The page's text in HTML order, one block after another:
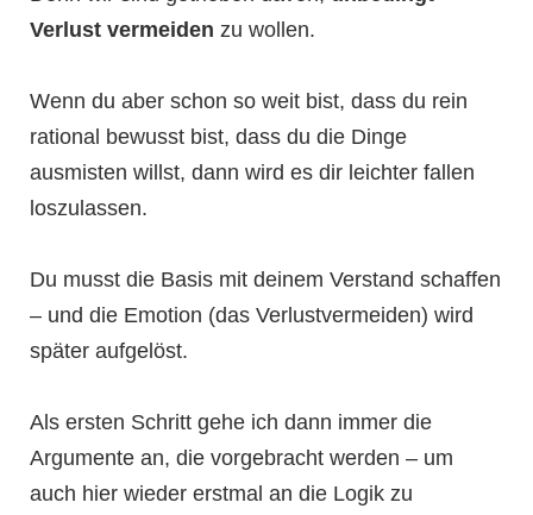
Verlust vermeiden zu wollen.
Wenn du aber schon so weit bist, dass du rein
rational bewusst bist, dass du die Dinge
ausmisten willst, dann wird es dir leichter fallen
loszulassen.
Du musst die Basis mit deinem Verstand schaffen
– und die Emotion (das Verlustvermeiden) wird
später aufgelöst.
Als ersten Schritt gehe ich dann immer die
Argumente an, die vorgebracht werden – um
auch hier wieder erstmal an die Logik zu